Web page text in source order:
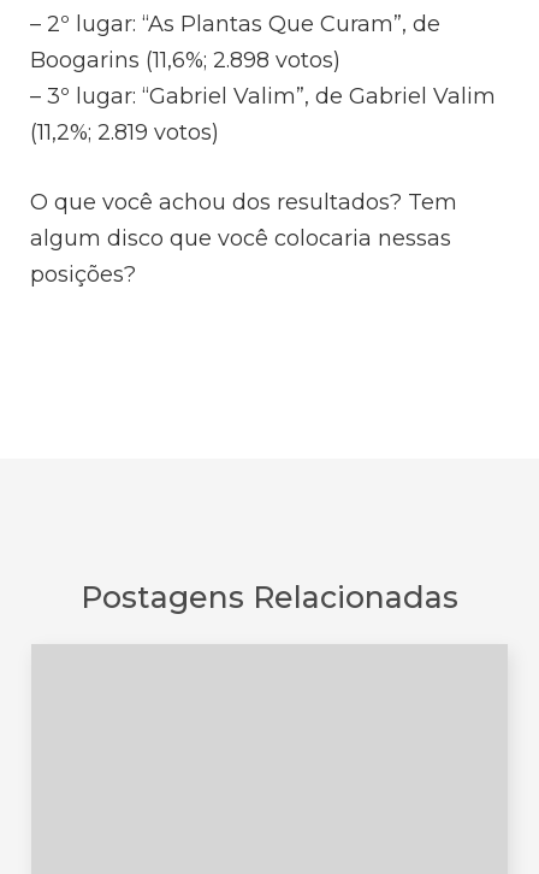
– 2º lugar: “As Plantas Que Curam”, de
Boogarins (11,6%; 2.898 votos)
– 3º lugar: “Gabriel Valim”, de Gabriel Valim
(11,2%; 2.819 votos)
O que você achou dos resultados? Tem
algum disco que você colocaria nessas
posições?
Postagens Relacionadas